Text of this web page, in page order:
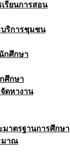
รียนการสอน
บริการชุมชน
กศึกษา
ศึกษา
ดหางาน
าตรฐานการศึกษา
มาณ